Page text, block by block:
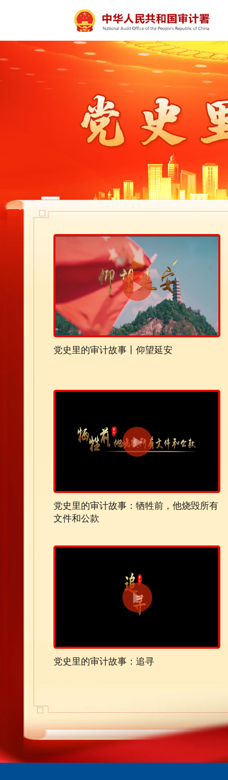
党史里的审计故事丨仰望延安
党史里的审计故事：牺牲前，他烧毁所有
文件和公款
党史里的审计故事：追寻